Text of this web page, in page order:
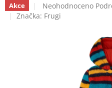
Akce
Průměrné
hodnocení
Neohodnoceno
Značka: Frugi